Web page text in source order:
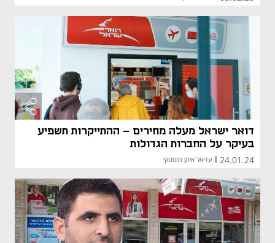
דואר ישראל מעלה מחירים - ההתייקרות תשפיע
בעיקר על החברות הגדולות
24.01.24 עדיאל איתן מוסטקי